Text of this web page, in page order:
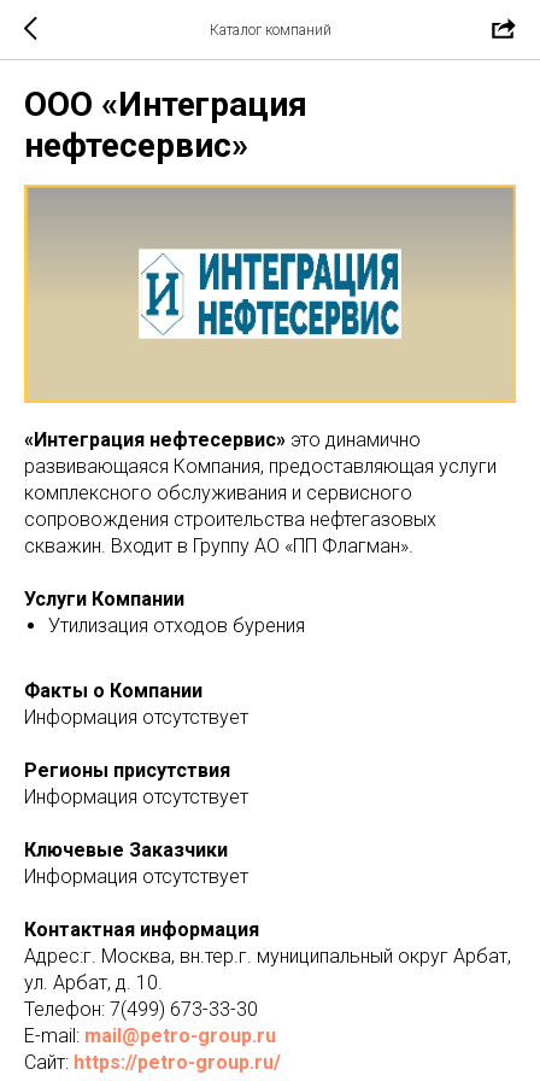
Каталог компаний
ООО «Интеграция
нефтесервис»
«Интеграция нефтесервис» это динамично
развивающаяся Компания, предоставляющая услуги
комплексного обслуживания и сервисного
сопровождения строительства нефтегазовых
скважин. Входит в Группу АО «ПП Флагман».
Услуги Компании
Утилизация отходов бурения
Факты о Компании
Информация отсутствует
Регионы присутствия
Информация отсутствует
Ключевые Заказчики
Информация отсутствует
Контактная информация
Адрес:г. Москва, вн.тер.г. муниципальный округ Арбат,
ул. Арбат, д. 10.
Телефон: 7(499) 673-33-30
E-mail: mail@petro-group.ru
Сайт: https://petro-group.ru/